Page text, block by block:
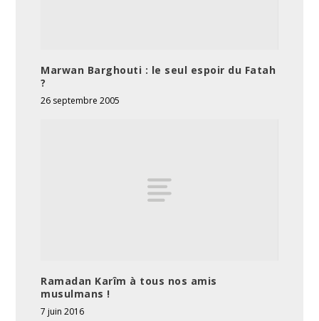
Marwan Barghouti : le seul espoir du Fatah
?
26 septembre 2005
Ramadan Karîm à tous nos amis
musulmans !
7 juin 2016